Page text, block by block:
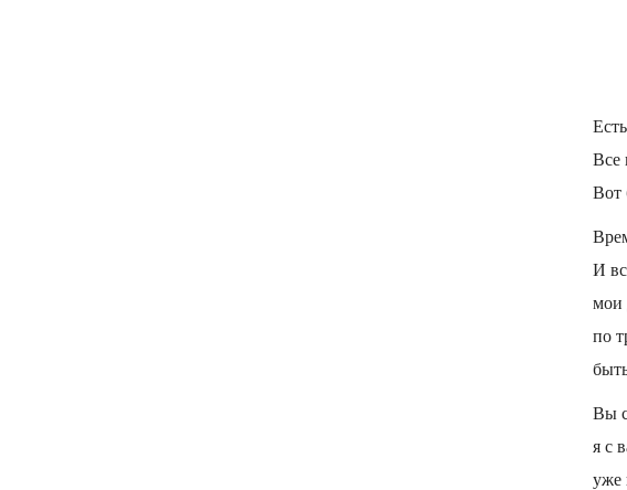
Все
Вот
И
мои
по
Вы
я с
уже